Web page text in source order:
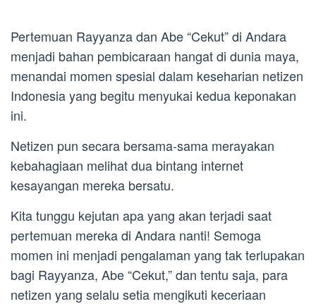
Pertemuan Rayyanza dan Abe “Cekut” di Andara
menjadi bahan pembicaraan hangat di dunia maya,
menandai momen spesial dalam keseharian netizen
Indonesia yang begitu menyukai kedua keponakan
ini.
Netizen pun secara bersama-sama merayakan
kebahagiaan melihat dua bintang internet
kesayangan mereka bersatu.
Kita tunggu kejutan apa yang akan terjadi saat
pertemuan mereka di Andara nanti! Semoga
momen ini menjadi pengalaman yang tak terlupakan
bagi Rayyanza, Abe “Cekut,” dan tentu saja, para
netizen yang selalu setia mengikuti keceriaan